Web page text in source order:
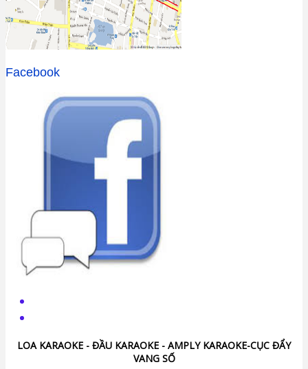
Facebook
LOA KARAOKE - ĐẦU KARAOKE - AMPLY KARAOKE-CỤC ĐẨY
VANG SỐ